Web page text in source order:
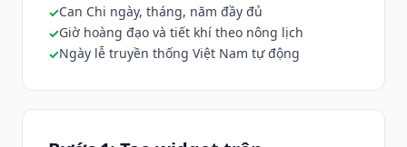
Can Chi ngày, tháng, năm đầy đủ
Giờ hoàng đạo và tiết khí theo nông lịch
Ngày lễ truyền thống Việt Nam tự động